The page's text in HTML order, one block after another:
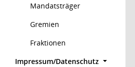
Mandatsträger
Gremien
Fraktionen
Impressum/Datenschutz